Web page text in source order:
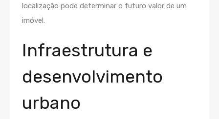
localização pode determinar o futuro valor de um
imóvel.
Infraestrutura e
desenvolvimento
urbano